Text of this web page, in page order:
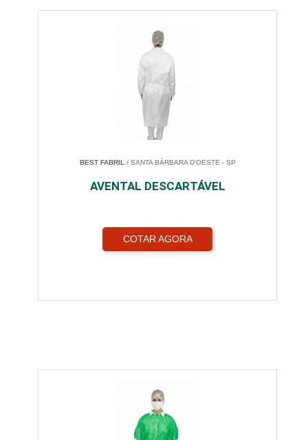
BEST FABRIL / SANTA BÁRBARA D'OESTE - SP
AVENTAL DESCARTÁVEL
COTAR AGORA